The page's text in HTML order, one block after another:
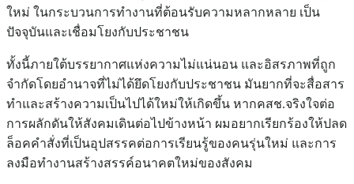
ใหม่ ในกระบวนการทำงานที่ต้อนรับความหลากหลาย เป็น
ปัจจุบันและเชื่อมโยงกับประชาชน
ทั้งนี้ภายใต้บรรยากาศแห่งความไม่แน่นอน และอิสรภาพที่ถูก
จำกัดโดยอำนาจที่ไม่ได้ยึดโยงกับประชาชน มันยากที่จะสื่อสาร
ทำและสร้างความเป็นไปได้ใหม่ให้เกิดขึ้น หากคสช.จริงใจต่อ
การผลักดันให้สังคมเดินต่อไปข้างหน้า ผมอยากเรียกร้องให้ปลด
ล็อคคำสั่งที่เป็นอุปสรรคต่อการเรียนรู้ของคนรุ่นใหม่ และการ
ลงมือทำงานสร้างสรรค์อนาคตใหม่ของสังคม